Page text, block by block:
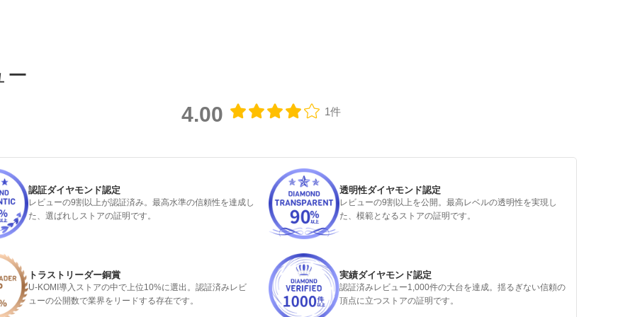
ー
4.00 1件
認証ダイヤモンド認定
レビューの9割以上が認証済み。最高水準の信頼性を達成し
た、選ばれしストアの証明です。
透明性ダイヤモンド認定
レビューの9割以上を公開。最高レベルの透明性を実現し
た、模範となるストアの証明です。
トラストリーダー銅賞
U-KOMI導入ストアの中で上位10%に選出。認証済みレビ
ューの公開数で業界をリードする存在です。
実績ダイヤモンド認定
認証済みレビュー1,000件の大台を達成。揺るぎない信頼の
頂点に立つストアの証明です。